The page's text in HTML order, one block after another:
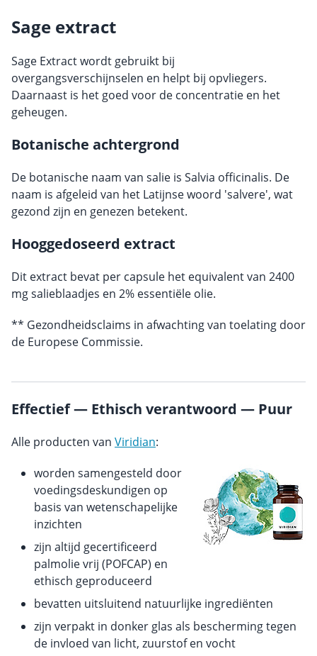
Sage extract
Sage Extract wordt gebruikt bij
overgangsverschijnselen en helpt bij opvliegers.
Daarnaast is het goed voor de concentratie en het
geheugen.
Botanische achtergrond
De botanische naam van salie is Salvia officinalis. De
naam is afgeleid van het Latijnse woord 'salvere', wat
gezond zijn en genezen betekent.
Hooggedoseerd extract
Dit extract bevat per capsule het equivalent van 2400
mg salieblaadjes en 2% essentiële olie.
** Gezondheidsclaims in afwachting van toelating door
de Europese Commissie.
Effectief — Ethisch verantwoord — Puur
Alle producten van Viridian:
worden samengesteld door
voedingsdeskundigen op
basis van wetenschapelijke
inzichten
zijn altijd gecertificeerd
palmolie vrij (POFCAP) en
ethisch geproduceerd
bevatten uitsluitend natuurlijke ingrediënten
zijn verpakt in donker glas als bescherming tegen
de invloed van licht, zuurstof en vocht